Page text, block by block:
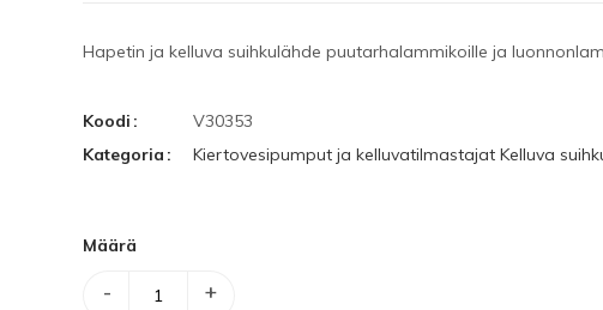
Hapetin ja kelluva suihkulähde puutarhalammikoille ja
Koodi
V30353
Kategoria
Kiertovesipumput ja kelluvatilmastajat Kelluva
Määrä
- +